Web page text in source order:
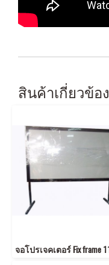
สินค้าเกี่ยวข้อง